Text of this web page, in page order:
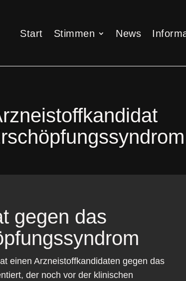
Start Stimmen News
Start Stimmen News
gegen das
einen Arzneistoffkandidaten gegen das
der noch vor der klinischen